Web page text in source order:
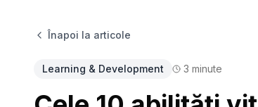
Înapoi la articole
Learning & Development 3 minute